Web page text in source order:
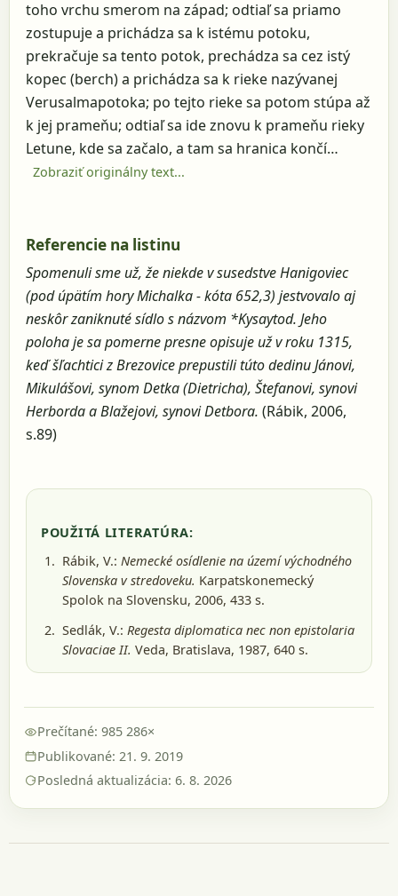
toho vrchu smerom na západ; odtiaľ sa priamo
zostupuje a prichádza sa k istému potoku,
prekračuje sa tento potok, prechádza sa cez istý
kopec (berch) a prichádza sa k rieke nazývanej
Verusalmapotoka; po tejto rieke sa potom stúpa až
k jej prameňu; odtiaľ sa ide znovu k prameňu rieky
Letune, kde sa začalo, a tam sa hranica končí…
Zobraziť originálny text...
Referencie na listinu
Spomenuli sme už, že niekde v susedstve Hanigoviec
(pod úpätím hory Michalka - kóta 652,3) jestvovalo aj
neskôr zaniknuté sídlo s názvom *Kysaytod. Jeho
poloha je sa pomerne presne opisuje už v roku 1315,
keď šľachtici z Brezovice prepustili túto dedinu Jánovi,
Mikulášovi, synom Detka (Dietricha), Štefanovi, synovi
Herborda a Blažejovi, synovi Detbora. (Rábik, 2006,
s.89)
POUŽITÁ LITERATÚRA:
Rábik, V.: Nemecké osídlenie na území východného
Slovenska v stredoveku. Karpatskonemecký
Spolok na Slovensku, 2006, 433 s.
Sedlák, V.: Regesta diplomatica nec non epistolaria
Slovaciae II. Veda, Bratislava, 1987, 640 s.
Prečítané: 985 286×
Publikované: 21. 9. 2019
Posledná aktualizácia: 6. 8. 2026